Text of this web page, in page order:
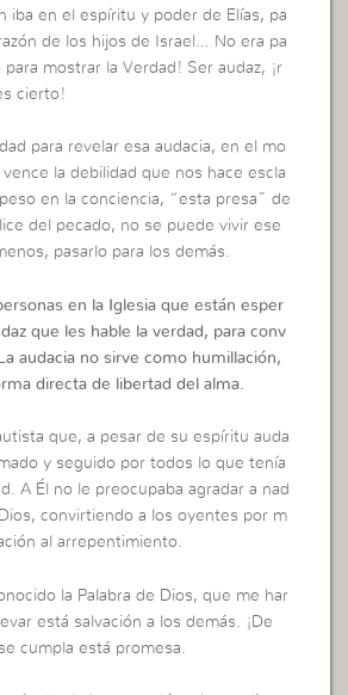
iba en el espíritu y poder de Elías, pa
de los hijos de Israel… No era pa
para mostrar la Verdad! Ser audaz, ¡r
cierto!
para revelar esa audacia, en el mo
la debilidad que nos hace escla
en la conciencia, “esta presa” de
del pecado, no se puede vivir ese
pasarlo para los demás.
en la Iglesia que están esper
que les hable la verdad, para conv
audacia no sirve como humillación,
directa de libertad del alma.
que, a pesar de su espíritu auda
y seguido por todos lo que tenía
A Él no le preocupaba agradar a nad
convirtiendo a los oyentes por m
al arrepentimiento.
la Palabra de Dios, que me har
está salvación a los demás. ¡De
cumpla está promesa.